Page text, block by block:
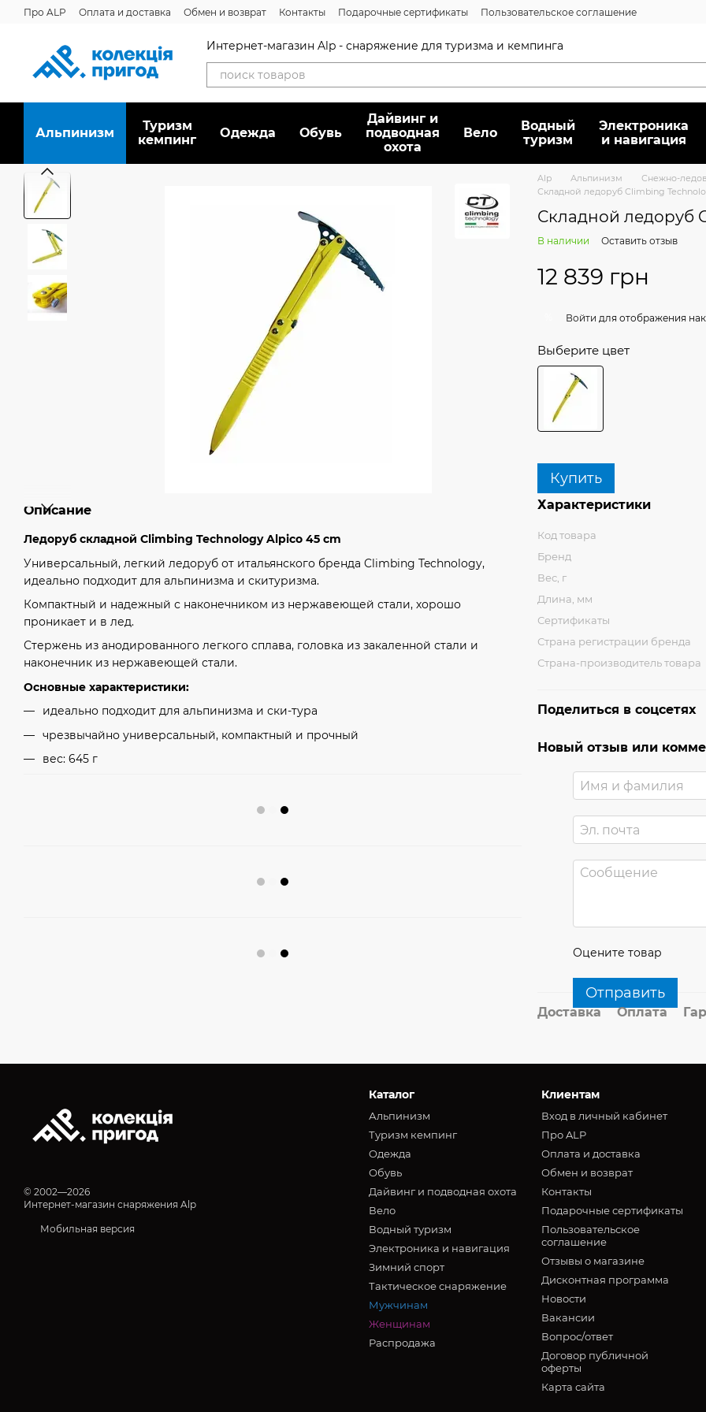
Перейти к основному контенту
Про ALP Оплата и доставка Обмен и возврат Контакты Подарочные сертификаты
Пользовательское соглашение
Интернет-магазин Alp - снаряжение для туризма и кемпинга
Альпинизм
Туризм
кемпинг
Oдежда Обувь
Дайвинг и
подводная
охота
Вело
Водный
туризм
Электроника
и навигация
Описание
Ледоруб складной Climbing Technology Alpico 45 cm
Универсальный, легкий ледоруб от итальянского бренда Climbing Technology,
идеально подходит для альпинизма и скитуризма.
Компактный и надежный с наконечником из нержавеющей стали, хорошо
проникает и в лед.
Стержень из анодированного легкого сплава, головка из закаленной стали и
наконечник из нержавеющей стали.
Основные характеристики:
идеально подходит для альпинизма и ски-тура
чрезвычайно универсальный, компактный и прочный
вес: 645 г
Alp Альпинизм Снежно-
Складной ледоруб Climbing
Складной ледоруб
В наличии Оставить отзыв
12 839 грн
Войти для отображения
Выберите цвет
Купить
Характеристики
Код товара
Бренд
Вес, г
Длина, мм
Сертификаты
Страна регистрации бренда
Страна-производитель товара
Поделиться в соцсетях
Новый отзыв или
Оцените товар
Отправить
Доставка Оплата
© 2002—2026
Интернет-магазин снаряжения Alp
Мобильная версия
Каталог
Альпинизм
Туризм кемпинг
Oдежда
Обувь
Дайвинг и подводная охота
Вело
Водный туризм
Электроника и навигация
Зимний спорт
Тактическое снаряжение
Мужчинам
Женщинам
Распродажа
Клиентам
Вход в личный кабинет
Про ALP
Оплата и доставка
Обмен и возврат
Контакты
Подарочные сертификаты
Пользовательское
соглашение
Отзывы о магазине
Дисконтная программа
Новости
Вакансии
Вопрос/ответ
Договор публичной
оферты
Карта сайта